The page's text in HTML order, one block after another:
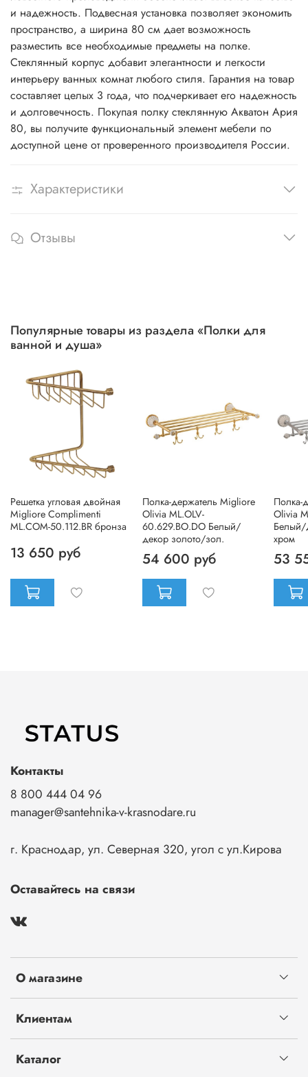
и надежность. Подвесная установка позволяет экономить
пространство, а ширина 80 см дает возможность
разместить все необходимые предметы на полке.
Стеклянный корпус добавит элегантности и легкости
интерьеру ванных комнат любого стиля. Гарантия на товар
составляет целых 3 года, что подчеркивает его надежность
и долговечность. Покупая полку стеклянную Акватон Ария
80, вы получите функциональный элемент мебели по
доступной цене от проверенного производителя России.
Характеристики
Отзывы
Популярные товары из раздела «Полки для
ванной и душа»
Решетка угловая двойная
Migliore Complimenti
ML.COM-50.112.BR бронза
13 650 руб
Полка-держатель Migliore
Olivia ML.OLV-
60.629.BO.DO Белый/
декор золото/зол.
54 600 руб
Полка-
Olivia
Белый/
хром
53
О магазине
Клиентам
Каталог
Контакты
8 800 444 04 96
manager@santehnika-v-krasnodare.ru
г. Краснодар, ул. Северная 320, угол с ул.Кирова
Оставайтесь на связи